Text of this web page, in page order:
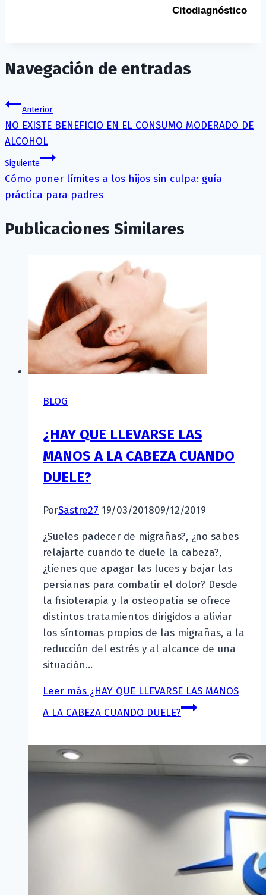
Citodiagnóstico
Navegación de entradas
Anterior
NO EXISTE BENEFICIO EN EL CONSUMO MODERADO DE
ALCOHOL
Siguiente
Cómo poner límites a los hijos sin culpa: guía
práctica para padres
Publicaciones Similares
BLOG
¿HAY QUE LLEVARSE LAS
MANOS A LA CABEZA CUANDO
DUELE?
PorSastre27 19/03/201809/12/2019
¿Sueles padecer de migrañas?, ¿no sabes
relajarte cuando te duele la cabeza?,
¿tienes que apagar las luces y bajar las
persianas para combatir el dolor? Desde
la fisioterapia y la osteopatía se ofrece
distintos tratamientos dirigidos a aliviar
los síntomas propios de las migrañas, a la
reducción del estrés y al alcance de una
situación…
Leer más ¿HAY QUE LLEVARSE LAS MANOS
A LA CABEZA CUANDO DUELE?